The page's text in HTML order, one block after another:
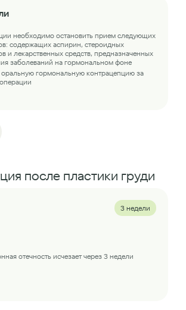
необходимо остановить прием следующих
содержащих аспирин, стероидных
и лекарственных средств, предназначенных
заболеваний на гормональном фоне
гормональную контрацепцию за
после пластики груди
3 недели
отечность исчезает через 3 недели